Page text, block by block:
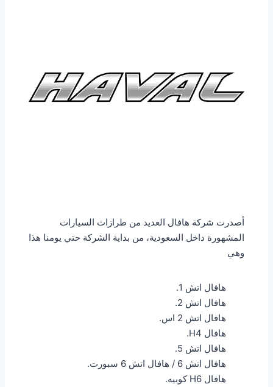
أصدرت شركة هافال العديد من طرازات السيارات
المشهورة داخل السعودية، من بداية الشركة حتي يومنا هذا
وهي
هافال اتش 1.
هافال اتش 2.
هافال اتش 2 اس.
هافال H4.
هافال اتش 5.
هافال اتش 6 / هافال اتش 6 سبورت.
هافال H6 كوبيه.